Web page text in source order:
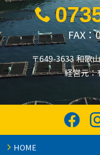
FAX
〒649-3633 和歌
経営元：
HOME